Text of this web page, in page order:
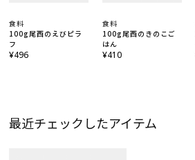
食料
100g尾西のえびピラ
フ
¥496
食料
100g尾西のきのこご
はん
¥410
最近チェックしたアイテム